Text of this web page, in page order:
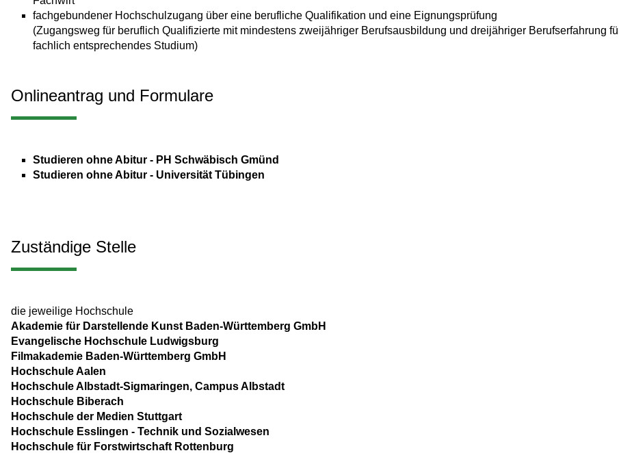
fachgebundener Hochschulzugang über eine berufliche Qualifikation und eine Eignungsprüfung
(Zugangsweg für beruflich Qualifizierte mit mindestens zweijähriger Berufsausbildung und dreijähriger Berufserfahrung
fachlich entsprechendes Studium)
Onlineantrag und Formulare
Studieren ohne Abitur - PH Schwäbisch Gmünd
Studieren ohne Abitur - Universität Tübingen
Zuständige Stelle
die jeweilige Hochschule
Akademie für Darstellende Kunst Baden-Württemberg GmbH
Evangelische Hochschule Ludwigsburg
Filmakademie Baden-Württemberg GmbH
Hochschule Aalen
Hochschule Albstadt-Sigmaringen, Campus Albstadt
Hochschule Biberach
Hochschule der Medien Stuttgart
Hochschule Esslingen - Technik und Sozialwesen
Hochschule für Forstwirtschaft Rottenburg